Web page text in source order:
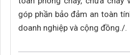
góp phần bảo đảm an toàn
doanh nghiệp và cộng đồng./.